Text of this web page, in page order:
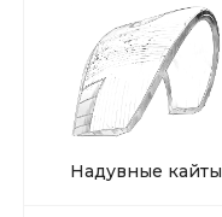
Надувные кайты